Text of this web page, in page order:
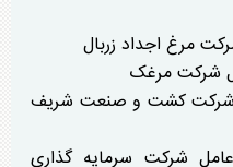
شرکت کشت و صنعت شریف
شرکت سرمایه گذاری